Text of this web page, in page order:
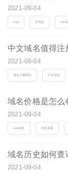
2021-09-04
oray 好域名 com
中文域名值得注
2021-09-04
域名注册网站 中文域名
域名价格是怎么
2021-09-04
com域名 域名备案
域名历史如何查
2021-09-04